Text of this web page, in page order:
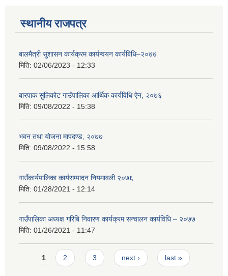
स्थानीय राजपत्र
बालमैत्री सुशासन कार्यक्रम कार्यन्वयन कार्यबिधि–२०७७
मिति: 02/06/2023 - 12:33
बारपाक सुलिकोट गाउँपालिका आर्थिक कार्यविधि ऐन, २०७६
मिति: 09/08/2022 - 15:38
भवन तथा योजना मापदण्ड, २०७७
मिति: 09/08/2022 - 15:58
गाउँकार्यपालिका कार्यसम्पादन नियमावली २०७६
मिति: 01/28/2021 - 12:14
गाउँपालिका अध्यक्ष गरिबि निवारण कार्यक्रम सन्चालन कार्यविधि – २०७७
मिति: 01/26/2021 - 11:47
Pages
1 2 3 next › last »